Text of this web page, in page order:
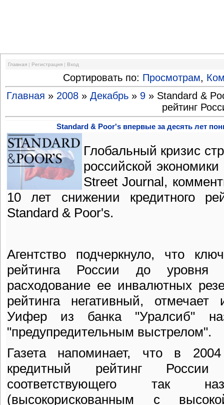
Главная | Регистрация | Вход
Сортировать по: Просмотрам,
Главная » 2008 » Декабрь » 9 » Standard &
рейтинг
Standard & Poor's впервые за десять лет
Глобальный кризис
российской
Street Journal,
10 лет снижении кредитного
Standard & Poor's.
Агентство подчеркнуло, что
рейтинга России до уровня
расходование ее инвалютных
рейтинга негативный,
Уифер из банка "Уралсиб"
"предупредительным выстрелом".
Газета напоминает, что в
кредитный рейтинг
соответствующего так
(высокорискованным с